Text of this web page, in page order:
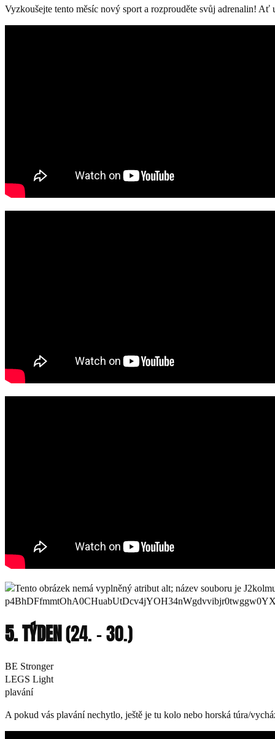
Vyzkoušejte tento měsíc nový sport a rozprouděte svůj adrenalin!
5. TÝDEN(24. – 30.)
BE Stronger
LEGS Light
plavání
A pokud vás plavání nechytlo, ještě je tu kolo nebo horská túra/